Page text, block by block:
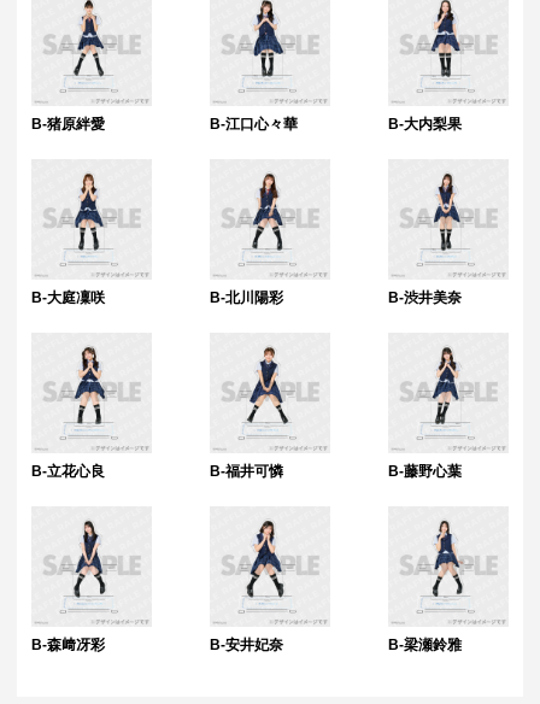
B-猪原絆愛 B-江口心々華 B-大内梨果
B-大庭凜咲 B-北川陽彩 B-渋井美奈
B-立花心良 B-福井可憐 B-藤野心葉
B-森﨑冴彩 B-安井妃奈 B-梁瀬鈴雅